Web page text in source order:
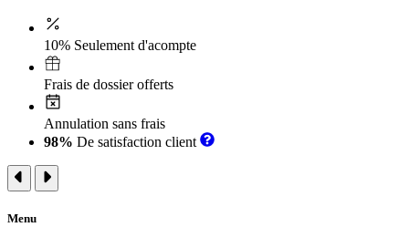
10% Seulement d'acompte
Frais de dossier offerts
Annulation sans frais
98% De satisfaction client
Menu